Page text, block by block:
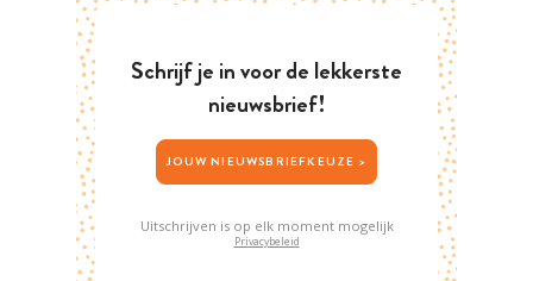
Schrijf je in voor de lekkerste
nieuwsbrief!
JOUW NIEUWSBRIEFKEUZE >
Uitschrijven is op elk moment mogelijk
Privacybeleid